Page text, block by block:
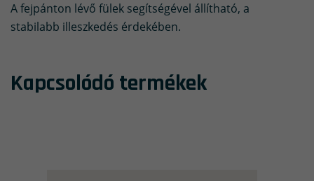
A fejpánton lévő fülek segítségével állítható, a
stabilabb illeszkedés érdekében.
Kapcsolódó termékek